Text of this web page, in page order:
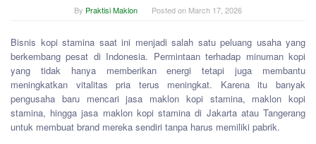
By Praktisi Maklon Posted on March 17, 2026
Bisnis kopi stamina saat ini menjadi salah satu peluang usaha yang
berkembang pesat di Indonesia. Permintaan terhadap minuman kopi
yang tidak hanya memberikan energi tetapi juga membantu
meningkatkan vitalitas pria terus meningkat. Karena itu banyak
pengusaha baru mencari jasa maklon kopi stamina, maklon kopi
stamina, hingga jasa maklon kopi stamina di Jakarta atau Tangerang
untuk membuat brand mereka sendiri tanpa harus memiliki pabrik.